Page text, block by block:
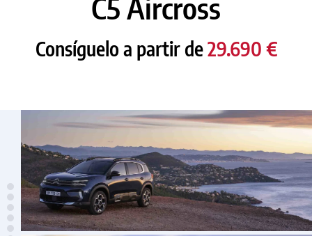
C5 Aircross
Consíguelo a partir de29.690 €